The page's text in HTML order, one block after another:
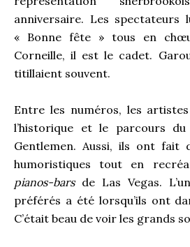
anniversaire. Les
« Bonne fête » tous en
Corneille, il est le cadet.
titillaient souvent.
Entre les numéros, les
l’historique et le parcours
Gentlemen. Aussi, ils ont fait
humoristiques tout en
pianos-barsde Las Vegas.
préférés a été lorsqu’ils ont
C’était beau de voir les grands